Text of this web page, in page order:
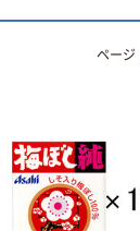
ページ